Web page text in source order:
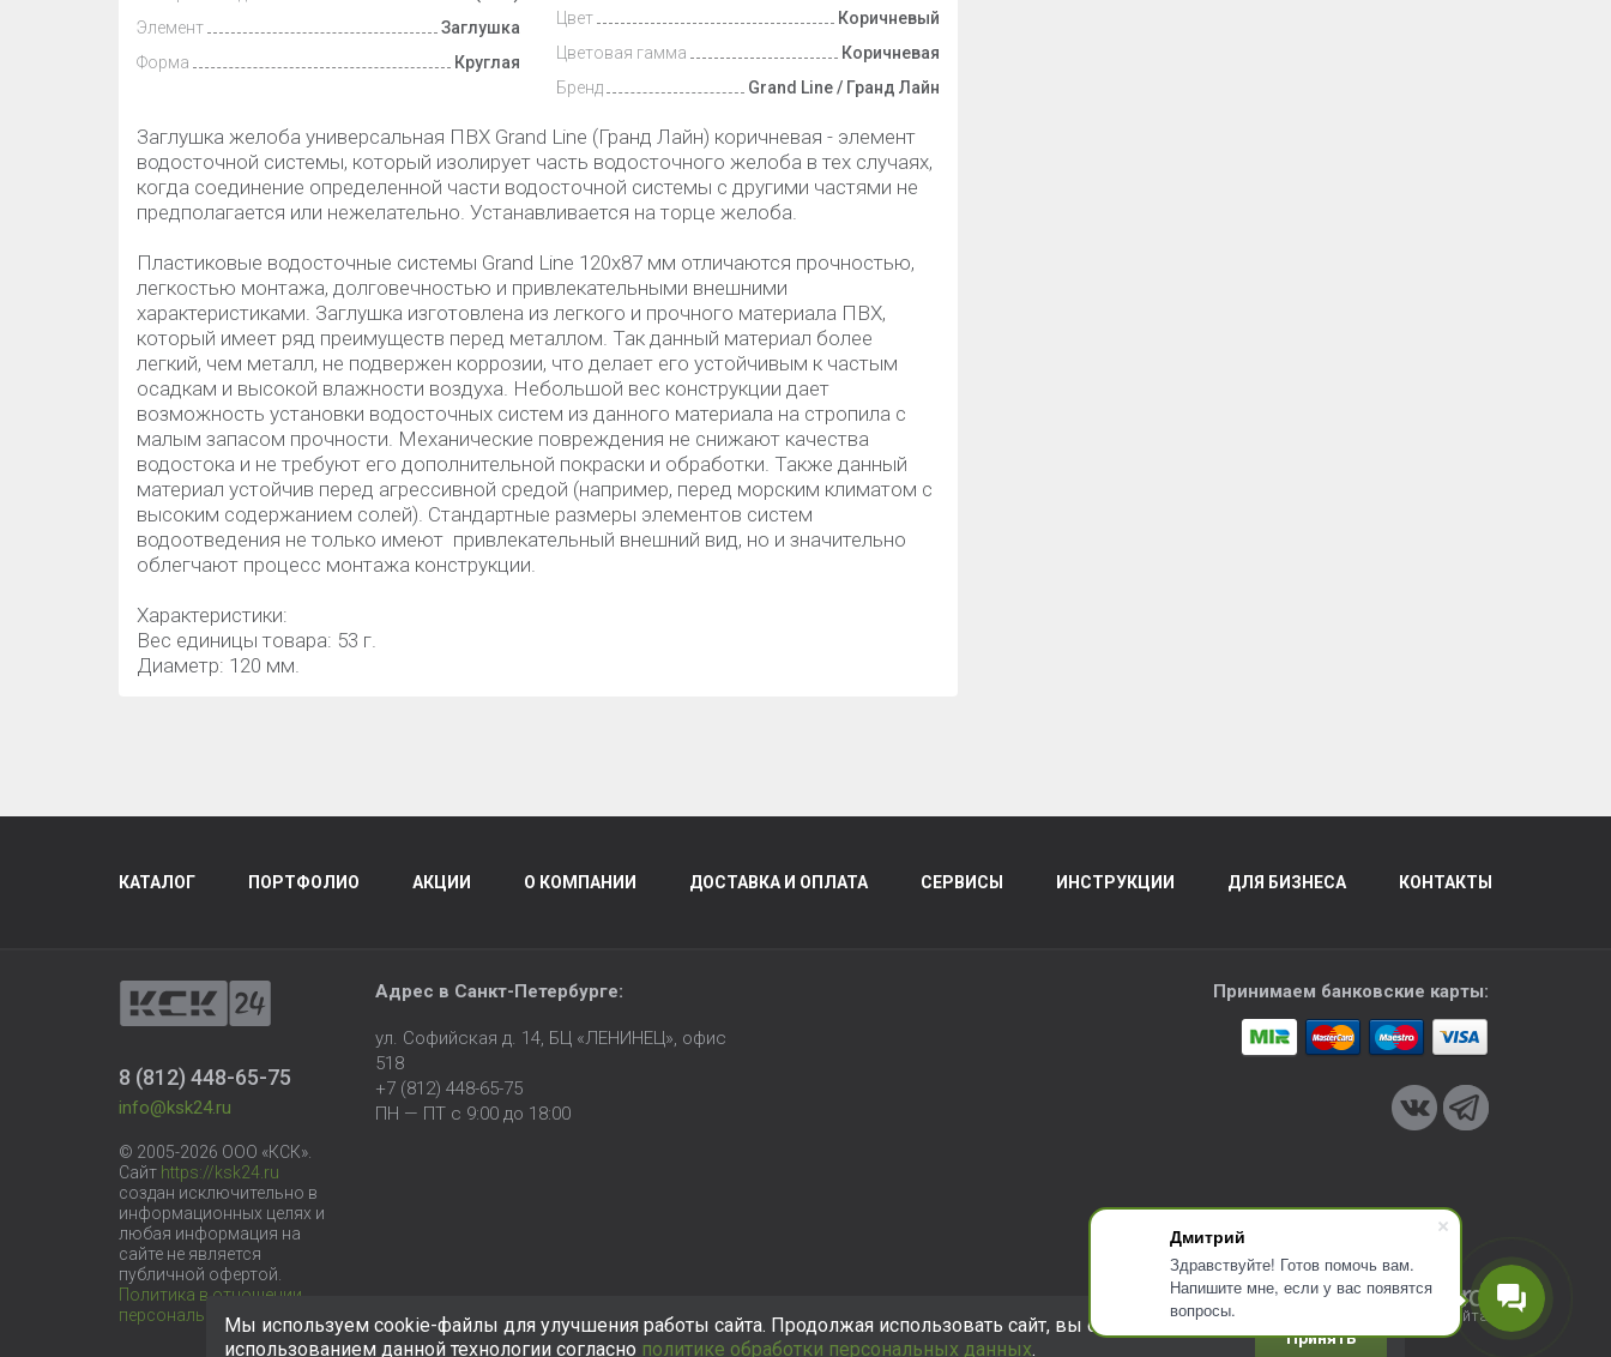
Дмитрий
Здравствуйте! Готов помочь вам.
Напишите мне, если у вас появятся
вопросы.
Элемент
Заглушка
Форма
Круглая
Цвет
Коричневый
Цветовая гамма
Коричневая
Бренд
Grand Line / Гранд Лайн
Заглушка желоба универсальная ПВХ Grand Line (Гранд Лайн) коричневая - элемент
водосточной системы, который изолирует часть водосточного желоба в тех случаях,
когда соединение определенной части водосточной системы с другими частями не
предполагается или нежелательно. Устанавливается на торце желоба.
Пластиковые водосточные системы Grand Line 120х87 мм отличаются прочностью,
легкостью монтажа, долговечностью и привлекательными внешними
характеристиками. Заглушка изготовлена из легкого и прочного материала ПВХ,
который имеет ряд преимуществ перед металлом. Так данный материал более
легкий, чем металл, не подвержен коррозии, что делает его устойчивым к частым
осадкам и высокой влажности воздуха. Небольшой вес конструкции дает
возможность установки водосточных систем из данного материала на стропила с
малым запасом прочности. Механические повреждения не снижают качества
водостока и не требуют его дополнительной покраски и обработки. Также данный
материал устойчив перед агрессивной средой (например, перед морским климатом с
высоким содержанием солей). Стандартные размеры элементов систем
водоотведения не только имеют привлекательный внешний вид, но и значительно
облегчают процесс монтажа конструкции.
Характеристики:
Вес единицы товара: 53 г.
Диаметр: 120 мм.
КАТАЛОГ ПОРТФОЛИО АКЦИИ О КОМПАНИИ ДОСТАВКА И ОПЛАТА СЕРВИСЫ ИНСТРУКЦИИ ДЛЯ БИЗНЕСА КОНТАКТЫ
8 (812) 448-65-75
info@ksk24.ru
© 2005-2026 ООО «КСК».
Сайт https://ksk24.ru
создан исключительно в
информационных целях и
любая информация на
сайте не является
публичной офертой.
Политика в отношении
персональных данных
Адрес в Санкт-Петербурге:
ул. Софийская д. 14, БЦ «ЛЕНИНЕЦ», офис
518
+7 (812) 448-65-75
ПН — ПТ с 9:00 до 18:00
Принимаем банковские карты:
Разработка сайта
Мы используем cookie-файлы для улучшения работы сайта. Продолжая использовать сайт, вы соглашаетесь с
использованием данной технологии согласно политике обработки персональных данных.
Принять